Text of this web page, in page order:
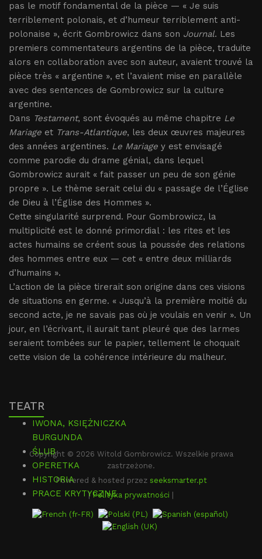
pas le motif fondamental de la pièce — « Je suis
terriblement polonais, et d’humeur terriblement anti-
polonaise », écrit Gombrowicz dans son Journal. Les
premiers commentateurs argentins de la pièce, traduite
alors en collaboration avec son auteur, avaient trouvé la
pièce très « argentine », et l’avaient mise en parallèle
avec des sentences de Gombrowicz sur la culture
argentine.
Dans Testament, sont évoqués au même chapitre Le
Mariage et Trans-Atlantique, les deux œuvres majeures
des années argentines. Le Mariage y est envisagé
comme parodie du drame génial, dans lequel
Gombrowicz aurait « fait passer un peu de son génie
propre ». Le thème serait celui du « passage de l’Église
de Dieu à l’Église des Hommes ».
Cette singularité surprend. Pour Gombrowicz, la
multiplicité est le donné primordial : les rites et les
actes humains se créent sous la poussée des relations
des hommes entre eux — cet « entre deux milliards
d’humains ».
L’action de la pièce tirerait son origine dans ces visions
de situations en germe. « Jusqu’à la première moitié du
second acte, je ne savais pas où je voulais en venir ». Un
jour, en l’écrivant, il aurait tant pleuré que des larmes
seraient tombées sur le papier, tellement le choquait
cette vision de la cohérence intérieure du malheur.
TEATR
IWONA, KSIĘŻNICZKA
BURGUNDA
ŚLUB
OPERETKA
HISTORIA
PRACE KRYTYCZNE
Copyright © 2026 Witold Gombrowicz. Wszelkie prawa
zastrzeżone.
Powered & hosted przez seeksmarter.pt
|Polityka prywatności